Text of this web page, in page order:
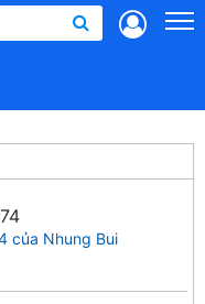
của Nhung Bui